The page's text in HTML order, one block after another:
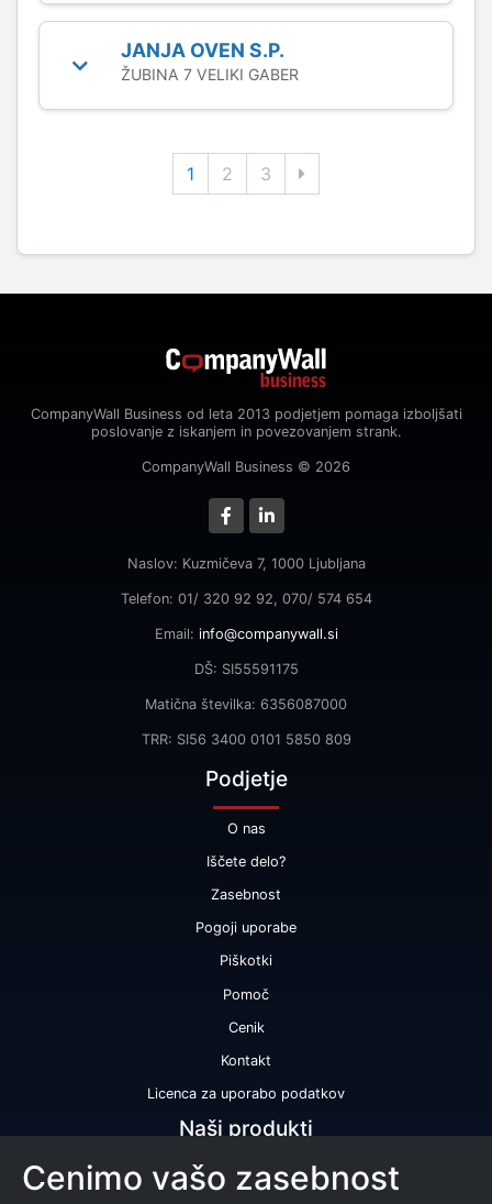
JANJA OVEN S.P.
ŽUBINA 7 VELIKI GABER
1 2 3
CompanyWall Business od leta 2013 podjetjem pomaga izboljšati
poslovanje z iskanjem in povezovanjem strank.
CompanyWall Business © 2026
Naslov: Kuzmičeva 7, 1000 Ljubljana
Telefon: 01/ 320 92 92, 070/ 574 654
Email: info@companywall.si
DŠ: SI55591175
Matična številka: 6356087000
TRR: SI56 3400 0101 5850 809
Podjetje
O nas
Iščete delo?
Zasebnost
Pogoji uporabe
Piškotki
Pomoč
Cenik
Kontakt
Licenca za uporabo podatkov
Naši produkti
Bonitetna ocena
Cenimo vašo zasebnost